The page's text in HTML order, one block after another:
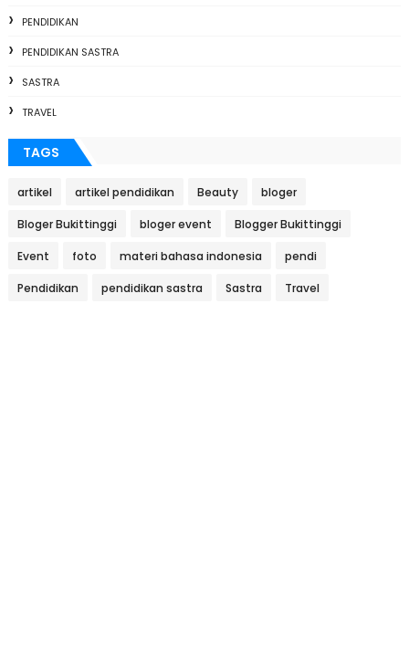
PENDIDIKAN
PENDIDIKAN SASTRA
SASTRA
TRAVEL
TAGS
artikel artikel pendidikan Beauty bloger
Bloger Bukittinggi bloger event Blogger Bukittinggi
Event foto materi bahasa indonesia pendi
Pendidikan pendidikan sastra Sastra Travel